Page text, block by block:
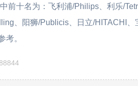
前十名为：飞利浦/Philips、利乐/
、阳狮/Publicis、日立/HITACHI
考。